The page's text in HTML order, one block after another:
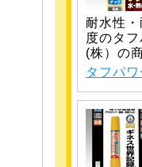
耐水性
度のタ
(株）の
タフパ